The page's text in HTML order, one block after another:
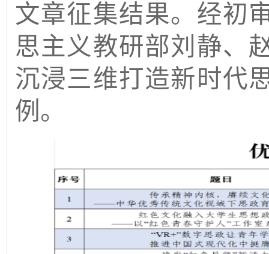
文章征集结果。经初
思主义教研部刘静、
沉浸三维打造新时代
例。